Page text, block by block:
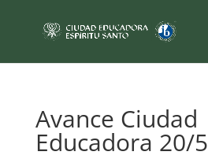
Avance Ciudad
Educadora 20/